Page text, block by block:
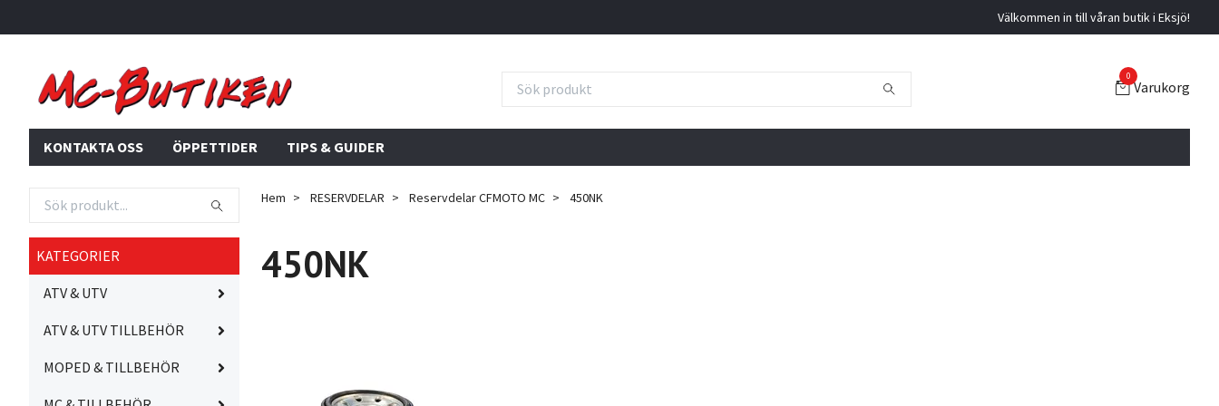
Välkommen in till våran butik i Eksjö!
0
Varukorg
KONTAKTA OSS ÖPPETTIDER TIPS & GUIDER
KATEGORIER
ATV & UTV
ATV & UTV TILLBEHÖR
MOPED & TILLBEHÖR
Hem RESERVDELAR Reservdelar CFMOTO MC 450NK
450NK